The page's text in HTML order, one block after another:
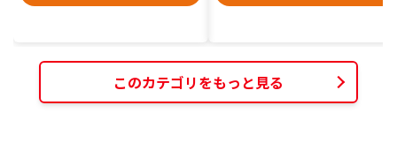
このカテゴリをもっと見る